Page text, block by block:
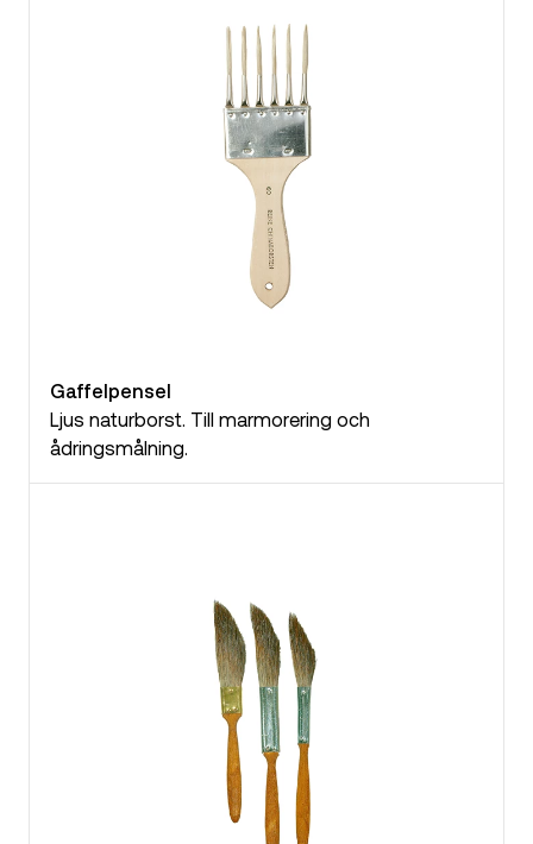
Gaffelpensel
Ljus naturborst. Till marmorering och
ådringsmålning.